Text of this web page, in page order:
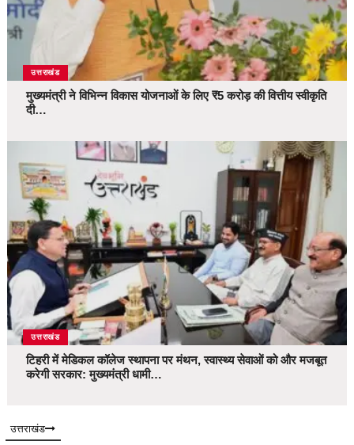
उत्तराखंड
मुख्यमंत्री ने विभिन्न विकास योजनाओं के लिए ₹5 करोड़ की वित्तीय स्वीकृति
दी…
उत्तराखंड
टिहरी में मेडिकल कॉलेज स्थापना पर मंथन, स्वास्थ्य सेवाओं को और मजबूत
करेगी सरकार: मुख्यमंत्री धामी…
उत्तराखंड